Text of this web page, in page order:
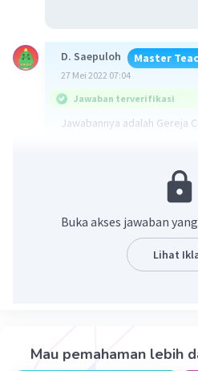
D. Saepuloh Master
27 Mei 2022 07:04
Jawaban terverifikasi
Jawabannya adalah Gereja
Menurut ajaran Gereja
Cenacle di Bukit Zion,
melakukan perjamuan
pertama).
Jadi, jawabannya adalah
Level 3
26 Mei 2022 11:51
Buka akses jawaban
Lihat
Mau pemahaman lebih